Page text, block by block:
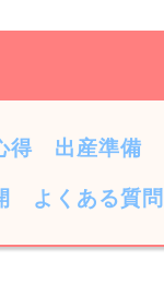
得 出産準備
よくある質問